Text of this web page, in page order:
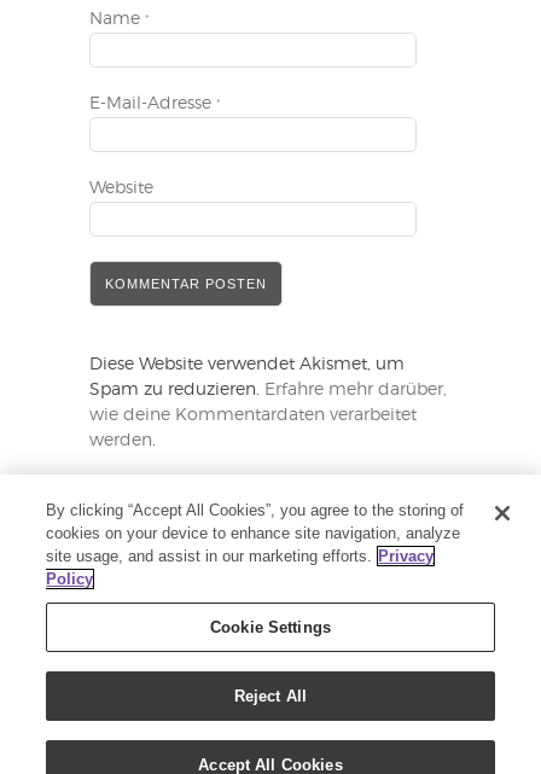
Name *
E-Mail-Adresse *
Website
Diese Website verwendet Akismet, um
Spam zu reduzieren. Erfahre mehr darüber,
wie deine Kommentardaten verarbeitet
werden.
moderiert werden und nicht sofort sichtbar
sind. Zusätzlich werden einige Posts ggf.
leicht verändert oder gelöscht, um den
Richtlinien von Young Living und
COPYRIGHT (C) 2020 - ALLE RECHTE
VORBEHALTEN - YOUNG LIVING
By clicking “Accept All Cookies”, you agree to the storing of
cookies on your device to enhance site navigation, analyze
site usage, and assist in our marketing efforts. Privacy
Policy
Cookie Settings
Reject All
Accept All Cookies